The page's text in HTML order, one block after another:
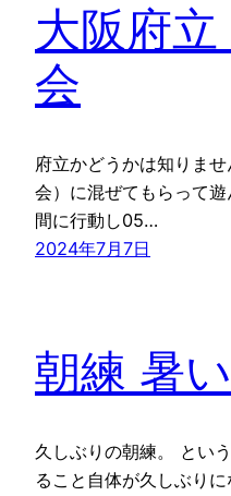
大阪府
会
府立かどうかは知りま
会）に混ぜてもらって
間に行動し05…
2024年7月7日
朝練 暑
久しぶりの朝練。 とい
ること自体が久しぶり